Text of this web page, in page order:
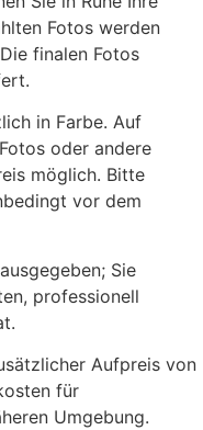
Fotos werden
finalen Fotos
in Farbe. Auf
oder andere
möglich. Bitte
vor dem
Sie
professionell
Aufpreis von
für
Umgebung.